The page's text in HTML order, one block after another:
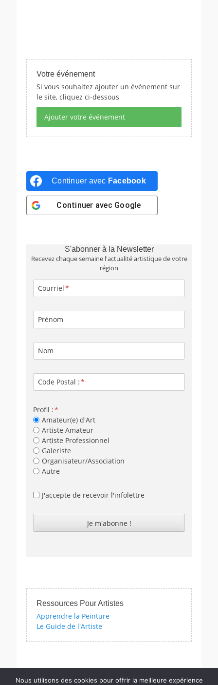
Votre événement
Si vous souhaitez ajouter un événement sur
le site, cliquez ci-dessous
Ajouter votre événement
Continuer avec Facebook
Continuer avec Google
S'abonner à la Newsletter
Recevez chaque semaine l'actualité artistique de votre
région
Courriel
Prénom
Nom
Code Postal :
Profil :
Amateur(e) d'Art
Artiste Amateur
Artiste Professionnel
Galeriste
Organisateur/Association
Autre
J'accepte de recevoir l'infolettre
Ressources Pour Artistes
Apprendre la Peinture
Le Guide de l'Artiste
artistiques avec nos quizzes sur
Nous utilisons des cookies pour offrir la meilleure expérience